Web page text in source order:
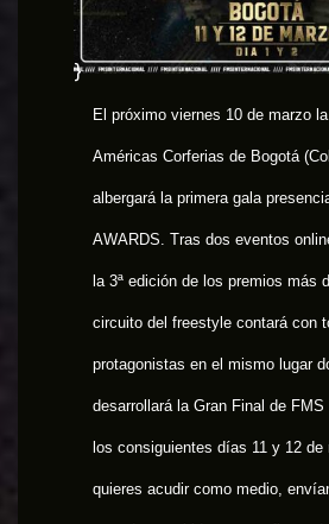
}
El próximo viernes 10 de marzo
Américas Corferias de Bogotá
albergará la primera gala
AWARDS. Tras dos eventos
la 3ª edición de los premios más
circuito del freestyle contará con
protagonistas en el mismo lugar
desarrollará la Gran Final de FMS
los consiguientes días 11 y 12 de
quieres acudir como medio,